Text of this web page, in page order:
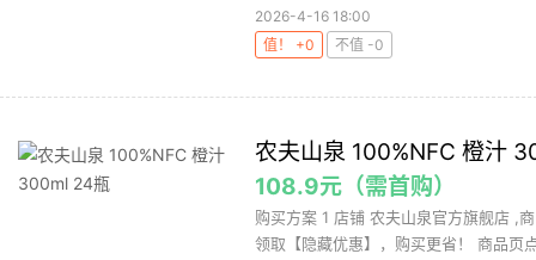
2026-4-16 18:00
值！ +0
不值 -0
农夫山泉 100%NFC 橙汁
108.9元（需首购）
购买方案 1 店铺 农夫山泉官方旗舰店 ,
领取【隐藏优惠】，购买更省！ 商品页